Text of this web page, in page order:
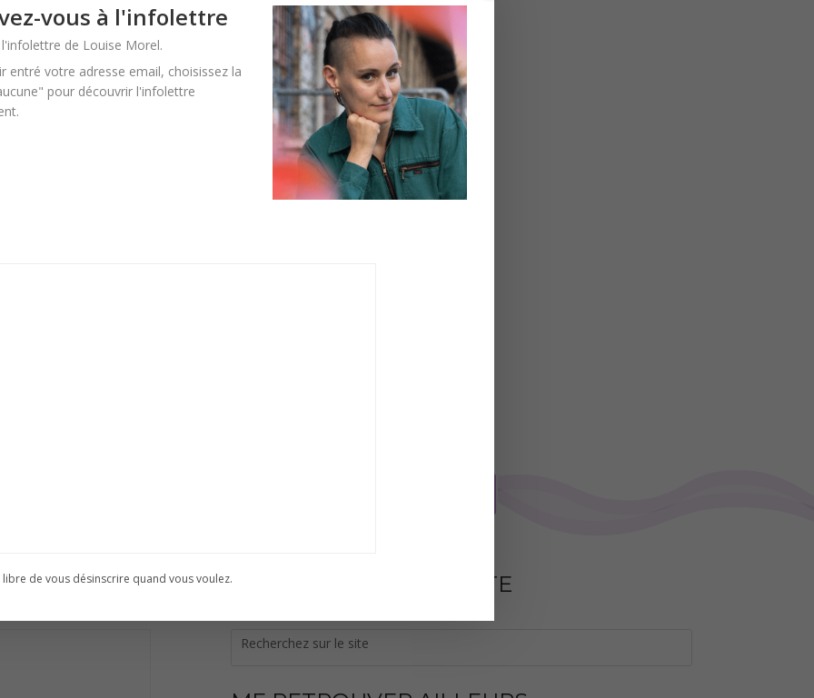
Elise Thiébaut autour de Je
l’autrice Elise Thiébaut, ouverte à toustes. Nous serons en
prochainement.
CE QUE VOUS
RECHERCHE SUR LE SITE
vous à l'infolettre
l'infolettre de Louise Morel.
entré votre adresse email, choisissez la
pour découvrir l'infolettre
libre de vous désinscrire quand vous voulez.